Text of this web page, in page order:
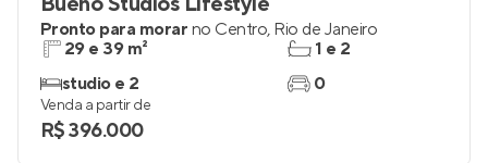
Pronto para morar no Centro, Rio de Janeiro
29 e 39 m²
studio e 2
1 e 2
0
Venda a partir de
R$ 396.000